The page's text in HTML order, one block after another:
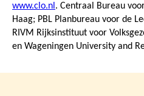
www.clo.nl . Centraal Bureau
Haag; PBL Planbureau voor de
RIVM Rijksinstituut voor
en Wageningen University and